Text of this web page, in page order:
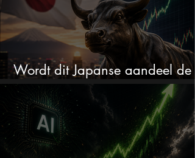
Wordt dit Japanse aandeel de
comeback kid van 2026?